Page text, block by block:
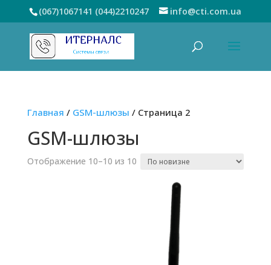
(067)1067141 (044)2210247 info@cti.com.ua
Главная / GSM-шлюзы / Страница 2
GSM-шлюзы
Отображение 10–10 из 10Сортировка:
недавние